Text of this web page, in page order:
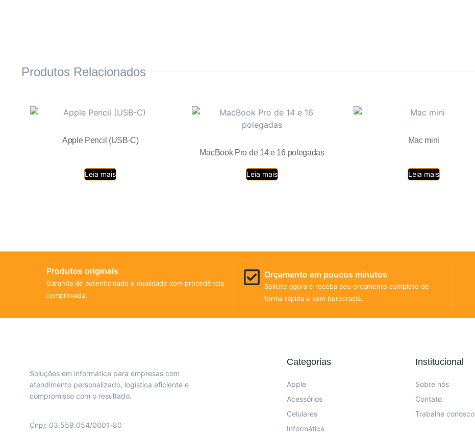
Produtos Relacionados
Apple Pencil (USB-C)
Leia mais
MacBook Pro de 14 e 16 polegadas
Leia mais
Mac mini
Leia mais
Produtos originais
Garantia de autenticidade e qualidade com procedência
comprovada.
Orçamento em poucos minutos
Solicite agora e receba seu orçamento completo de
forma rápida e sem burocracia.
Soluções em informática para empresas com
atendimento personalizado, logística eficiente e
compromisso com o resultado.
Cnpj: 03.559.054/0001-80
Categorias
Apple
Acessórios
Celulares
Informática
Institucional
Sobre nós
Contato
Trabalhe conosco